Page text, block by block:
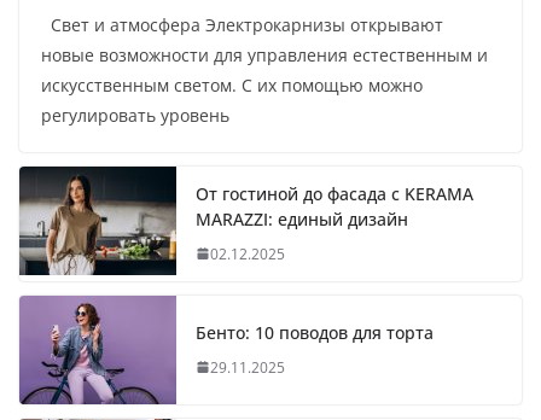
Свет и атмосфера Электрокарнизы открывают
новые возможности для управления естественным и
искусственным светом. С их помощью можно
регулировать уровень
От гостиной до фасада с KERAMA
MARAZZI: единый дизайн
02.12.2025
Бенто: 10 поводов для торта
29.11.2025